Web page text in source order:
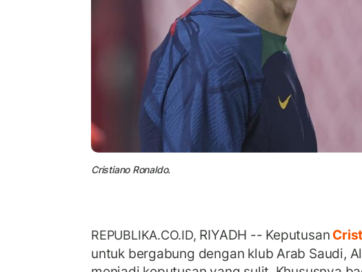
Cristiano Ronaldo.
REPUBLIKA.CO.ID, RIYADH -- Keputusan
untuk bergabung dengan klub Arab Saudi,